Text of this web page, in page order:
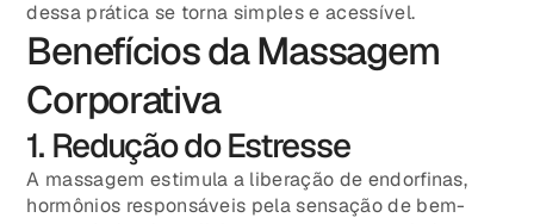
dessa prática se torna simples e acessível.
Benefícios da Massagem
Corporativa
1. Redução do Estresse
A massagem estimula a liberação de endorfinas,
hormônios responsáveis pela sensação de bem-